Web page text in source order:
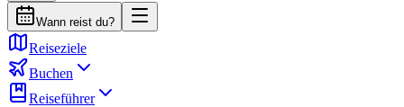
Wann reist du?
Reiseziele
Buchen
Reiseführer